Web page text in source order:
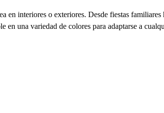
interiores o exteriores. Desde fiestas
una variedad de colores para adaptarse a